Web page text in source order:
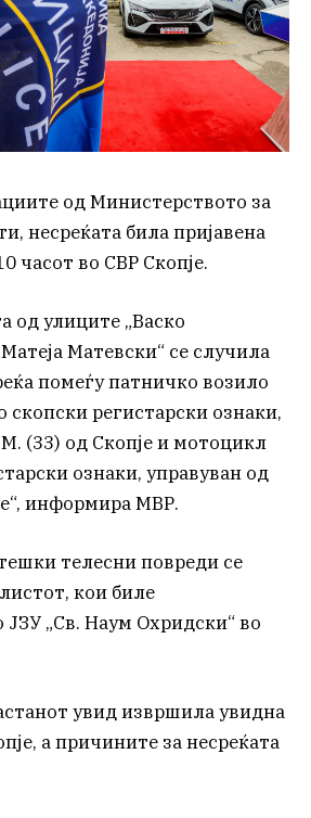
од Министерството за
несреќата била пријавена
часот во СВР Скопје.
од улиците „Васко
Матевски“ се случила
помеѓу патничко возило
скопски регистарски ознаки,
(33) од Скопје и мотоцикл
ознаки, управуван од
информира МВР.
телесни повреди се
кои биле
ЈЗУ „Св. Наум Охридски“ во
увид извршила увидна
а причините за несреќата